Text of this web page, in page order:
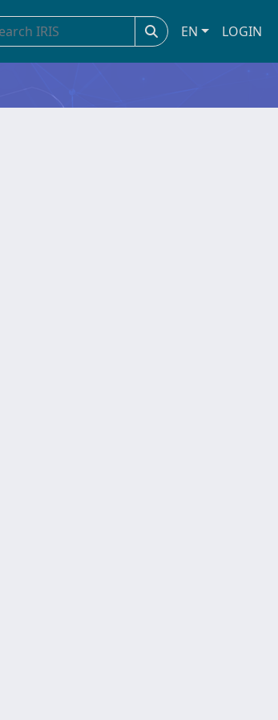
EN LOGIN